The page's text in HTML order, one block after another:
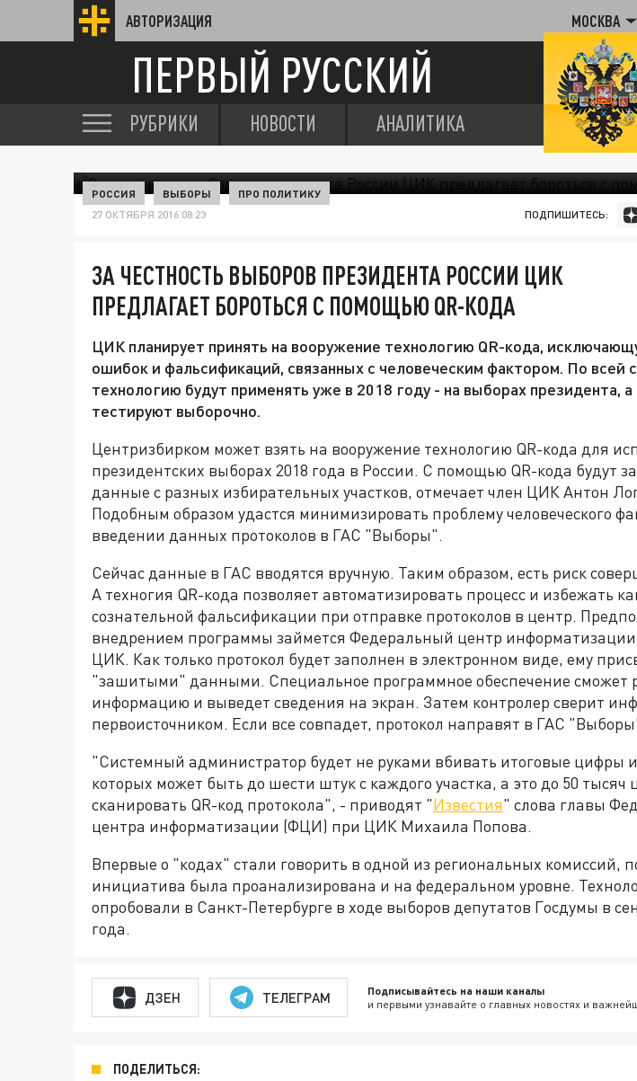
АВТОРИЗАЦИЯ МОСКВА
ПЕРВЫЙ РУССКИЙ
РУБРИКИ НОВОСТИ АНАЛИТИКА
РОССИЯ ВЫБОРЫ ПРО ПОЛИТИКУ
27 ОКТЯБРЯ 2016 08:23 ПОДПИШИТЕСЬ:
ЗА ЧЕСТНОСТЬ ВЫБОРОВ ПРЕЗИДЕНТА РОССИИ ЦИК
ПРЕДЛАГАЕТ БОРОТЬСЯ С ПОМОЩЬЮ QR-КОДА
ЦИК планирует принять на вооружение технологию QR-кода,
ошибок и фальсификаций, связанных с человеческим фактором. По всей
технологию будут применять уже в 2018 году - на выборах президента, а
тестируют выборочно.
Центризбирком может взять на вооружение технологию QR-кода для
президентских выборах 2018 года в России. С помощью QR-кода будут
данные с разных избирательных участков, отмечает член ЦИК Антон
Подобным образом удастся минимизировать проблему человеческого
введении данных протоколов в ГАС "Выборы".
Сейчас данные в ГАС вводятся вручную. Таким образом, есть риск
А техногия QR-кода позволяет автоматизировать процесс и избежать
сознательной фальсификации при отправке протоколов в центр.
внедрением программы займется Федеральный центр
ЦИК. Как только протокол будет заполнен в электронном виде, ему
"зашитыми" данными. Специальное программное обеспечение сможет
информацию и выведет сведения на экран. Затем контролер сверит
первоисточником. Если все совпадет, протокол направят в ГАС
"Системный администратор будет не руками вбивать итоговые цифры
которых может быть до шести штук с каждого участка, а это до 50 тысяч
сканировать QR-код протокола", - приводят "Известия" слова главы
центра информатизации (ФЦИ) при ЦИК Михаила Попова.
Впервые о "кодах" стали говорить в одной из региональных комиссий,
инициатива была проанализирована и на федеральном уровне.
опробовали в Санкт-Петербурге в ходе выборов депутатов Госдумы в
года.
ДЗЕН ТЕЛЕГРАМ Подписывайтесь на наши каналы
и первыми узнавайте о главных новостях и
ПОДЕЛИТЬСЯ: